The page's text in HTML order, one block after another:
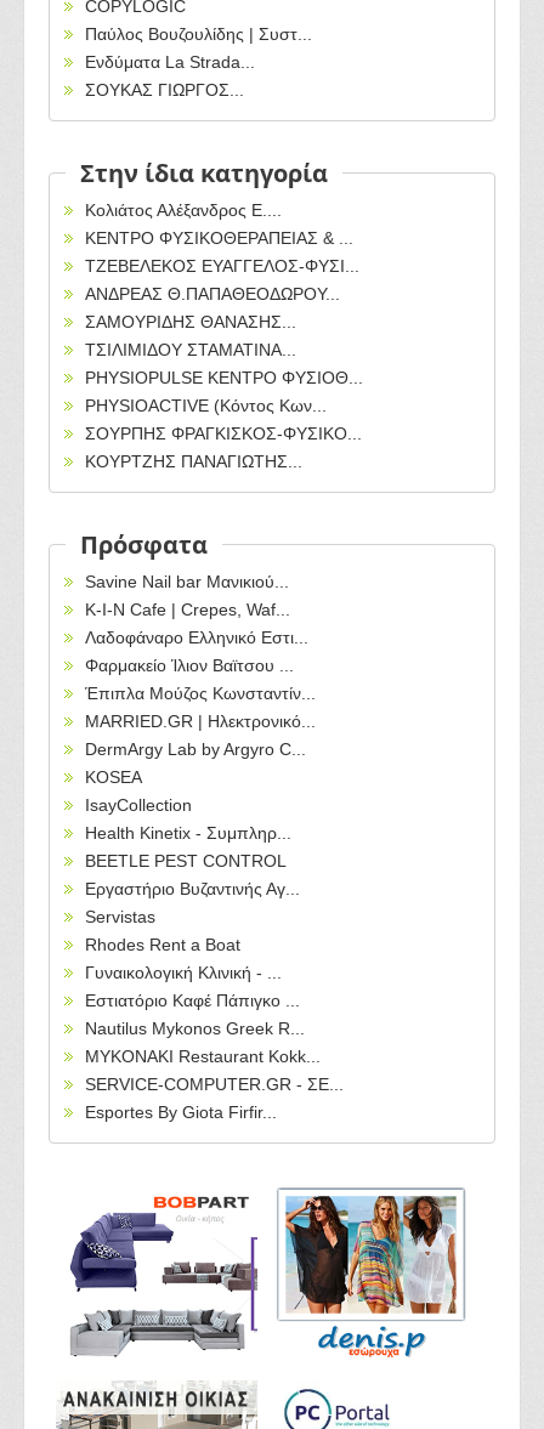
COPYLOGIC
Παύλος Βουζουλίδης | Συστ...
Ενδύματα La Strada...
ΣΟΥΚΑΣ ΓΙΩΡΓΟΣ...
Στην ίδια κατηγορία
Κολιάτος Αλέξανδρος Ε....
ΚΕΝΤΡΟ ΦΥΣΙΚΟΘΕΡΑΠΕΙΑΣ & ...
ΤΖΕΒΕΛΕΚΟΣ ΕΥΑΓΓΕΛΟΣ-ΦΥΣΙ...
ΑΝΔΡΕΑΣ Θ.ΠΑΠΑΘΕΟΔΩΡΟΥ...
ΣΑΜΟΥΡΙΔΗΣ ΘΑΝΑΣΗΣ...
ΤΣΙΛΙΜΙΔΟΥ ΣΤΑΜΑΤΙΝΑ...
PHYSIOPULSE ΚΕΝΤΡΟ ΦΥΣΙΟΘ...
PHYSIOACTIVE (Κόντος Κων...
ΣΟΥΡΠΗΣ ΦΡΑΓΚΙΣΚΟΣ-ΦΥΣΙΚΟ...
ΚΟΥΡΤΖΗΣ ΠΑΝΑΓΙΩΤΗΣ...
Πρόσφατα
Savine Nail bar Μανικιού...
Κ-Ι-Ν Cafe | Crepes, Waf...
Λαδοφάναρο Ελληνικό Εστι...
Φαρμακείο Ίλιον Βαϊτσου ...
Έπιπλα Μούζος Κωνσταντίν...
MARRIED.GR | Ηλεκτρονικό...
DermArgy Lab by Argyro C...
KOSEA
IsayCollection
Health Kinetix - Συμπληρ...
BEETLE PEST CONTROL
Εργαστήριο Βυζαντινής Αγ...
Servistas
Rhodes Rent a Boat
Γυναικολογική Κλινική - ...
Εστιατόριο Καφέ Πάπιγκο ...
Nautilus Mykonos Greek R...
MYKONAKI Restaurant Kokk...
SERVICE-COMPUTER.GR - ΣΕ...
Esportes By Giota Firfir...